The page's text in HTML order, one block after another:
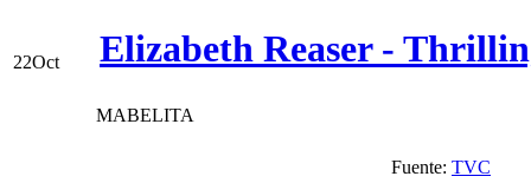
22Oct Elizabeth Reaser -
MABELITA
Fuente: TVC